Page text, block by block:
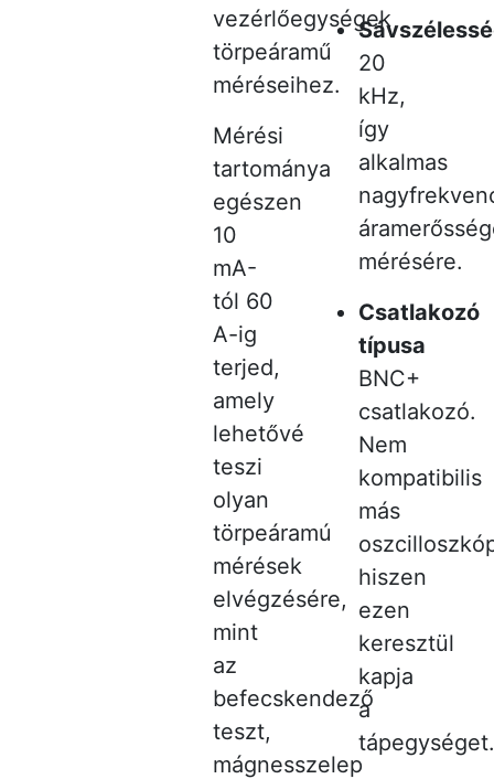
vezérlőegységek
törpeáramű
méréseihez.
Mérési
tartománya
egészen
10
mA-
tól 60
A-ig
terjed,
amely
lehetővé
teszi
olyan
törpeáramú
mérések
elvégzésére,
mint
az
befecskendező
teszt,
mágnesszelep
20
kHz,
így
alkalmas
mérésére.
Csatlakozó
típusa
BNC+
csatlakozó.
Nem
kompatibilis
más
hiszen
ezen
keresztül
kapja
a